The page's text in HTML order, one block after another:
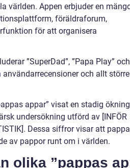
världen. Appen erbjuder en
föräldraforum,
för att organisera
”SuperDad”, ”Papa Play”
och allt större
appar” visat en stadig
undersökning utförd av [INFÖR
Dessa siffror visar att
av pappor runt om i världen.
olika ”pappas